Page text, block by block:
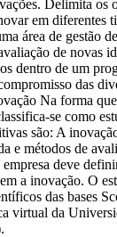
Delimita os
em diferentes
área de gestão
de novas
dentro de um
das
Na forma
se como
são: A
e métodos de
deve
a inovação. O
das bases
virtual da